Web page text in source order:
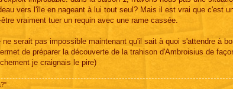
vers l'île en nageant à lui tout seul? Mais il est vrai que c'est
vraiment tuer un requin avec une rame cassée.
serait pas impossible maintenant qu'il sait à quoi s'attendre à
de préparer la découverte de la trahison d'Ambroisius de
je craignais le pire)